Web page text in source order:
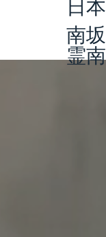
日
南
霊
１年間に必要な費用
Enrollment of
https://cl-